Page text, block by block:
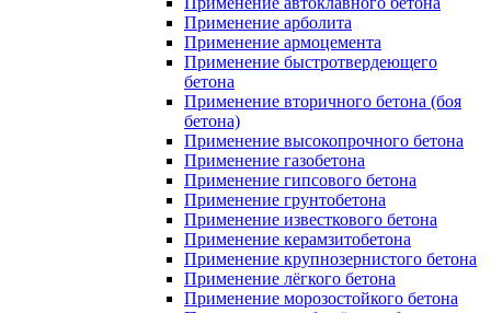
Применение арболита
Применение армоцемента
Применение быстротвердеющего
бетона
Применение вторичного бетона (боя
бетона)
Применение высокопрочного бетона
Применение газобетона
Применение гипсового бетона
Применение грунтобетона
Применение известкового бетона
Применение керамзитобетона
Применение крупнозернистого бетона
Применение лёгкого бетона
Применение морозостойкого бетона